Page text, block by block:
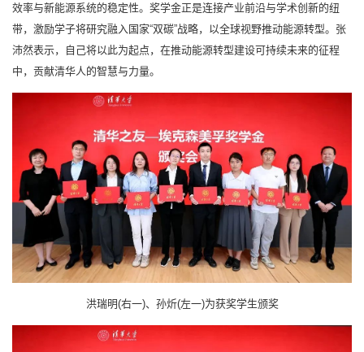
效率与新能源系统的稳定性。奖学金正是连接产业前沿与学术创新的纽
带，激励学子将研究融入国家“双碳”战略，以全球视野推动能源转型。张
沛然表示，自己将以此为起点，在推动能源转型建设可持续未来的征程
中，贡献清华人的智慧与力量。
洪瑞明(右一)、孙炘(左一)为获奖学生颁奖